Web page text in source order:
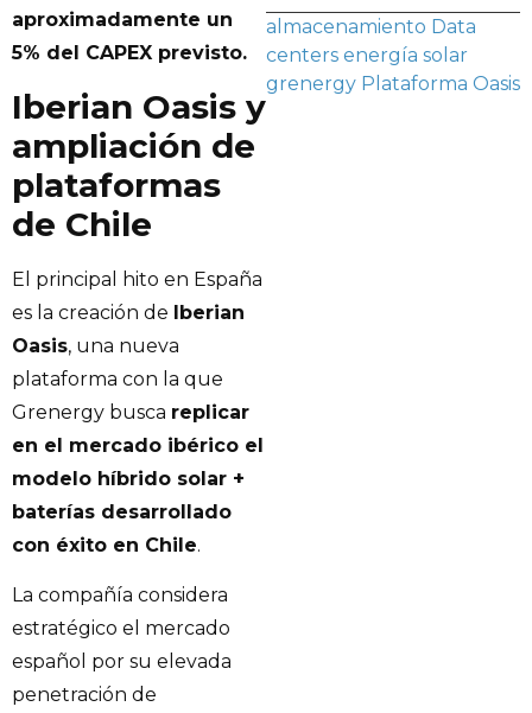
aproximadamente un
5% del CAPEX previsto.
Iberian Oasis y
ampliación de
plataformas
de Chile
El principal hito en España
es la creación de Iberian
Oasis, una nueva
plataforma con la que
Grenergy busca replicar
en el mercado ibérico el
modelo híbrido solar +
baterías desarrollado
con éxito en Chile.
La compañía considera
estratégico el mercado
español por su elevada
penetración de
almacenamiento Data
centers energía solar
grenergy Plataforma Oasis